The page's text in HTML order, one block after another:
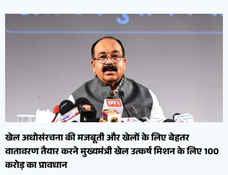
खेल अधोसंरचना की मजबूती और खेलों के लिए बेहतर
वातावरण तैयार करने मुख्यमंत्री खेल उत्कर्ष मिशन के लिए 100
करोड़ का प्रावधान